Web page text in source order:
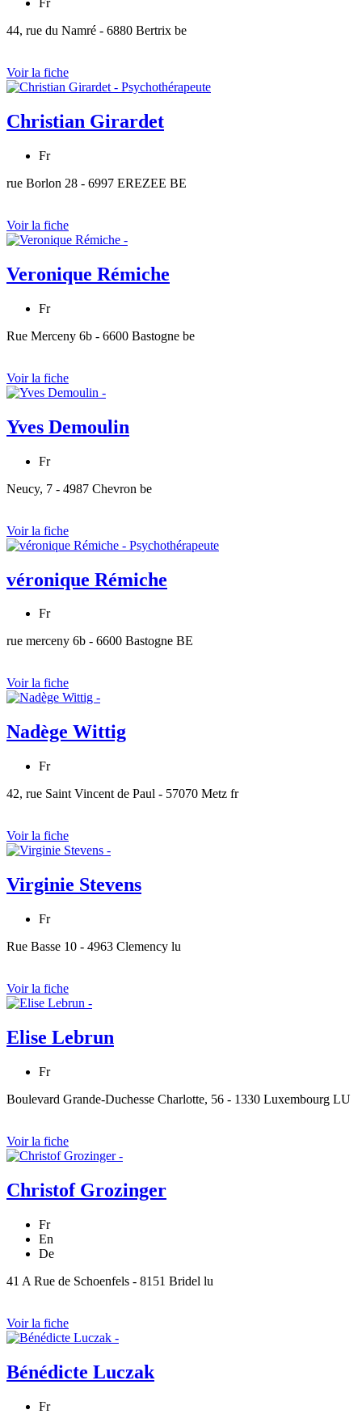
Fr
44, rue du Namré - 6880 Bertrix be
Voir la fiche
Christian Girardet
Fr
rue Borlon 28 - 6997 EREZEE BE
Voir la fiche
Veronique Rémiche
Fr
Rue Merceny 6b - 6600 Bastogne be
Voir la fiche
Yves Demoulin
Fr
Neucy, 7 - 4987 Chevron be
Voir la fiche
véronique Rémiche
Fr
rue merceny 6b - 6600 Bastogne BE
Voir la fiche
Nadège Wittig
Fr
42, rue Saint Vincent de Paul - 57070 Metz fr
Voir la fiche
Virginie Stevens
Fr
Rue Basse 10 - 4963 Clemency lu
Voir la fiche
Elise Lebrun
Fr
Boulevard Grande-Duchesse Charlotte, 56 - 1330 Luxembourg LU
Voir la fiche
Christof Grozinger
Fr
En
De
41 A Rue de Schoenfels - 8151 Bridel lu
Voir la fiche
Bénédicte Luczak
Fr